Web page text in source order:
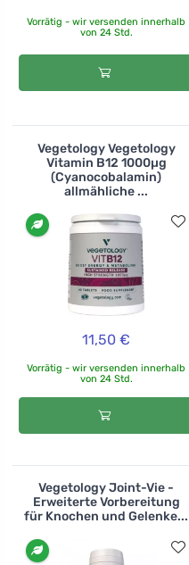
Vorrätig - wir versenden innerhalb
von 24 Std.
Vegetology Vegetology
Vitamin B12 1000µg
(Cyanocobalamin)
allmähliche ...
11,50 €
Vorrätig - wir versenden innerhalb
von 24 Std.
Vegetology Joint-Vie -
Erweiterte Vorbereitung
für Knochen und Gelenke...